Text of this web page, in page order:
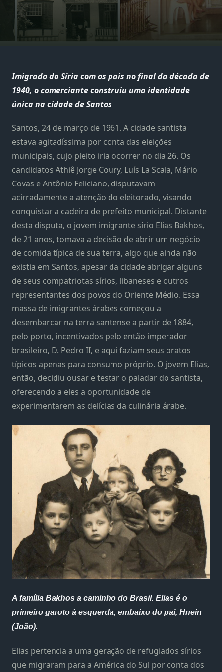
Imigrado da Síria com os pais no final da década de
1940, o comerciante construiu uma identidade
única na cidade de Santos
Santos, 24 de março de 1961. A cidade santista
estava agitadíssima por conta das eleições
municipais, cujo pleito iria ocorrer no dia 26. Os
candidatos Athiê Jorge Coury, Luís La Scala, Mário
Covas e Antônio Feliciano, disputavam
acirradamente a atenção do eleitorado, visando
conquistar a cadeira de prefeito municipal. Distante
desta disputa, o jovem imigrante sírio Elias Bakhos,
de 21 anos, tomava a decisão de abrir um negócio
de comida típica de sua terra, algo que ainda não
existia em Santos, apesar da cidade abrigar alguns
de seus compatriotas sírios, libaneses e outros
representantes dos povos do Oriente Médio. Essa
massa de imigrantes árabes começou a
desembarcar na terra santense a partir de 1884,
pelo porto, incentivados pelo então imperador
brasileiro, D. Pedro II, e aqui faziam seus pratos
típicos apenas para consumo próprio. O jovem Elias,
então, decidiu ousar e testar o paladar do santista,
oferecendo a eles a oportunidade de
experimentarem as delícias da culinária árabe.
A família Bakhos a caminho do Brasil. Elias é o
primeiro garoto à esquerda, embaixo do pai, Hnein
(João).
Elias pertencia a uma geração de refugiados sírios
que migraram para a América do Sul por conta dos